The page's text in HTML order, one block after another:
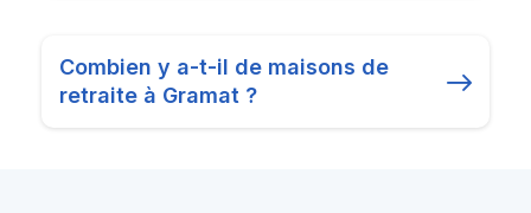
Combien y a-t-il de maisons de
retraite à Gramat ?